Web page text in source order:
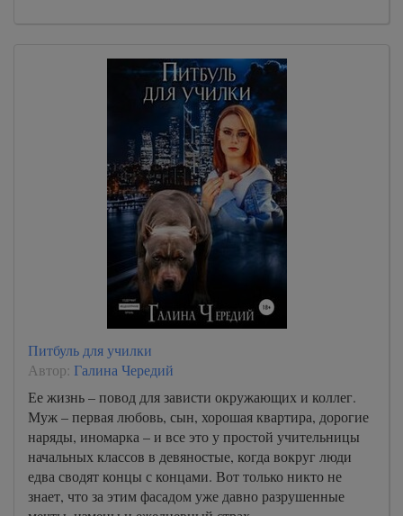
Питбуль для училки
Автор: Галина Чередий
Ее жизнь – повод для зависти окружающих и коллег.
Муж – первая любовь, сын, хорошая квартира, дорогие
наряды, иномарка – и все это у простой учительницы
начальных классов в девяностые, когда вокруг люди
едва сводят концы с концами. Вот только никто не
знает, что за этим фасадом уже давно разрушенные